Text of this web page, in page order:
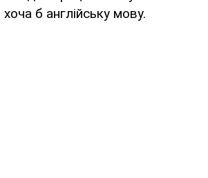
б англійську мову.